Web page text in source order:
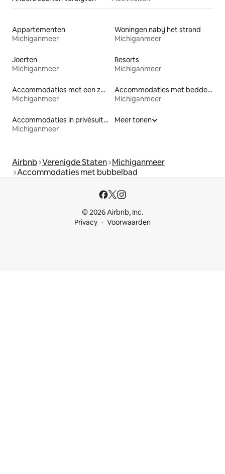
Appartementen
Michiganmeer
Woningen nabij het strand
Michiganmeer
Joerten
Michiganmeer
Resorts
Michiganmeer
Accommodaties met een zwembad
Michiganmeer
Accommodaties met bedden op toegankelijke hoogte
Michiganmeer
Accommodaties in privésuites
Michiganmeer
Meer tonen
Airbnb Verenigde Staten Michiganmeer
Accommodaties met bubbelbad
© 2026 Airbnb, Inc.
Privacy
Voorwaarden